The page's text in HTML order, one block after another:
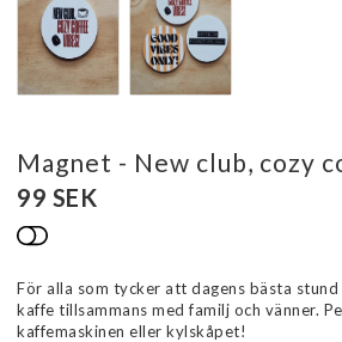
Magnet - New club, cozy
99 SEK
Lägg till i favoritlistan
För alla som tycker att dagens bästa
kaffe tillsammans med familj och vänner.
kaffemaskinen eller kylskåpet!